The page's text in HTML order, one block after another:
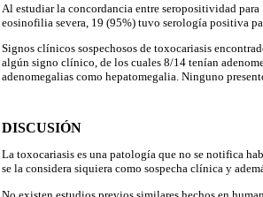
Al estudiar la concordancia entre seropositividad para
eosinofilia severa, 19 (95%) tuvo serología positiva
Signos clínicos sospechosos de toxocariasis
algún signo clínico, de los cuales 8/14 tenían
adenomegalias como hepatomegalia. Ninguno
DISCUSIÓN
La toxocariasis es una patología que no se notifica
se la considera siquiera como sospecha clínica y